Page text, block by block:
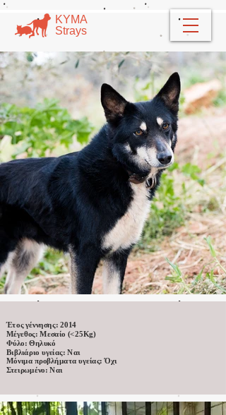
​​ΚΥΜΑ
​Strays
Έτος γέννησης: 2014
Μέγεθος: Μεσαίο (<25Kg)
Φύλο: Θηλυκό
Βιβλιάριο υγείας: Ναι
Μόνιμα προβλήματα υγείας: Όχι
Στειρωμένο: Ναι